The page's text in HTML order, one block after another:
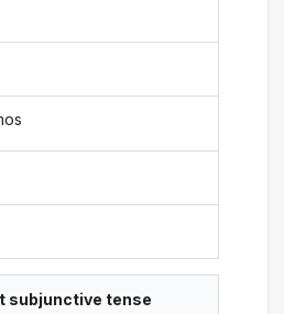
subjunctive tense